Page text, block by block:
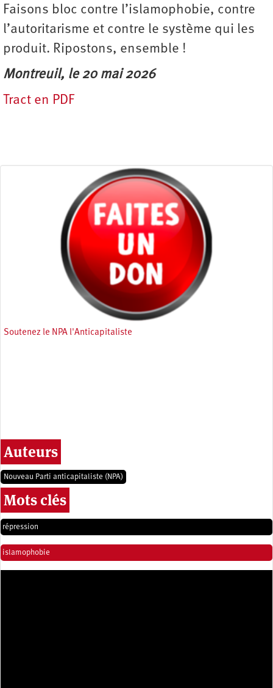
Faisons bloc contre l’islamophobie, contre
l’autoritarisme et contre le système qui les
produit. Ripostons, ensemble !
Montreuil, le 20 mai 2026
Tract en PDF
Soutenez le NPA l'Anticapitaliste
Auteurs
Nouveau Parti anticapitaliste (NPA)
Mots clés
répression
islamophobie